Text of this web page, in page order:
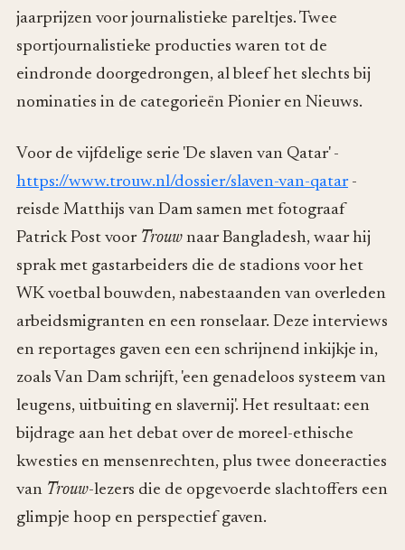
jaarprijzen voor journalistieke pareltjes. Twee
sportjournalistieke producties waren tot de
eindronde doorgedrongen, al bleef het slechts bij
nominaties in de categorieën Pionier en Nieuws.
Voor de vijfdelige serie 'De slaven van Qatar' -
https://www.trouw.nl/dossier/slaven-van-qatar-
reisde Matthijs van Dam samen met fotograaf
Patrick Post voor Trouw naar Bangladesh, waar hij
sprak met gastarbeiders die de stadions voor het
WK voetbal bouwden, nabestaanden van overleden
arbeidsmigranten en een ronselaar. Deze interviews
en reportages gaven een een schrijnend inkijkje in,
zoals Van Dam schrijft, 'een genadeloos systeem van
leugens, uitbuiting en slavernij'. Het resultaat: een
bijdrage aan het debat over de moreel-ethische
kwesties en mensenrechten, plus twee doneeracties
van Trouw-lezers die de opgevoerde slachtoffers een
glimpje hoop en perspectief gaven.